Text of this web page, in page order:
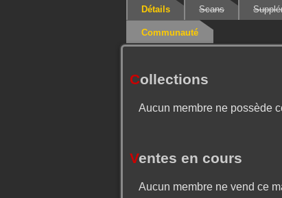
Détails Scans
Communauté
Collections
Aucun membre ne possède
Ventes en cours
Aucun membre ne vend ce